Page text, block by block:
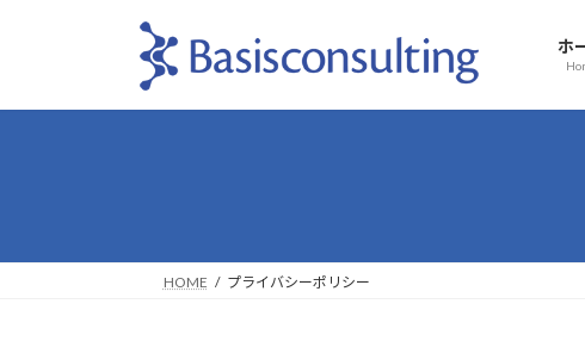
ホ
HOME プライバシーポリシー